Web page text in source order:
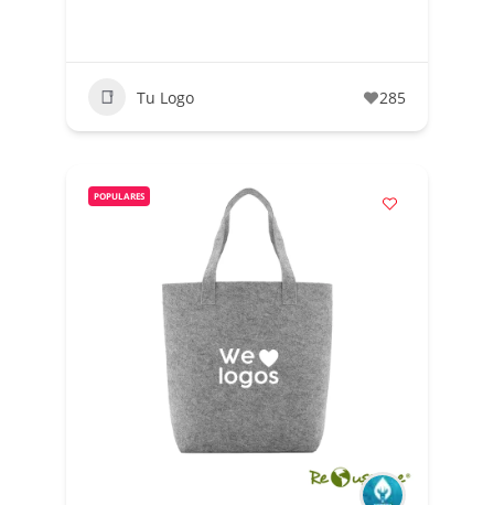
Tu Logo 285
POPULARES